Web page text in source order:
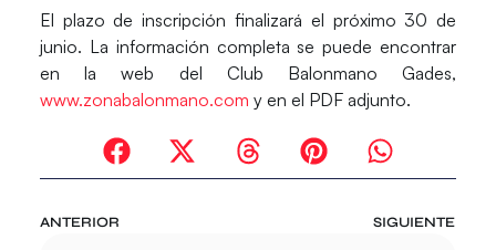
El plazo de inscripción finalizará el próximo 30 de
junio. La información completa se puede encontrar
en la web del Club Balonmano Gades,
www.zonabalonmano.com y en el PDF adjunto.
ANTERIOR SIGUIENTE